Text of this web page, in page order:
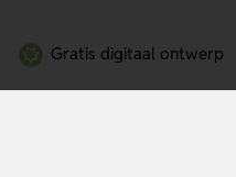
Gratis digitaal ontwerp